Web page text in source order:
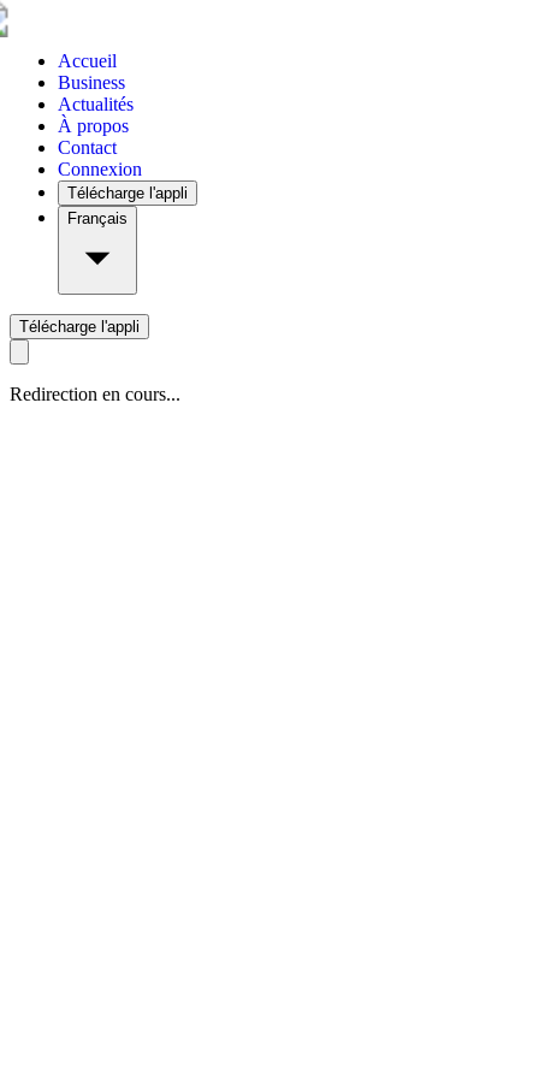
Accueil
Business
Actualités
À propos
Contact
Connexion
Télécharge l'appli
Français
Télécharge l'appli
Redirection en cours...